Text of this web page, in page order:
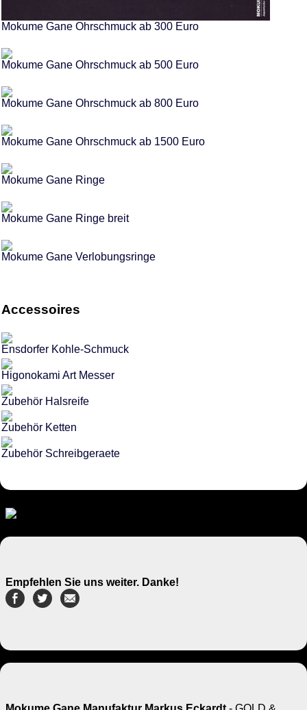
Mokume Gane Ohrschmuck ab 300 Euro
Mokume Gane Ohrschmuck ab 500 Euro
Mokume Gane Ohrschmuck ab 800 Euro
Mokume Gane Ohrschmuck ab 1500 Euro
Mokume Gane Ringe
Mokume Gane Ringe breit
Mokume Gane Verlobungsringe
Accessoires
Ensdorfer Kohle-Schmuck
Higonokami Art Messer
Zubehör Halsreife
Zubehör Ketten
Zubehör Schreibgeraete
Empfehlen Sie uns weiter. Danke!